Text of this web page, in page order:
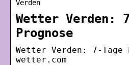
Verden
Wetter Verden:
Prognose
Wetter Verden: 7-Tage
wetter.com